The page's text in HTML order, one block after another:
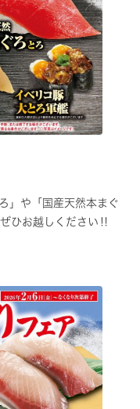
」や「国産天然本まぐ
ひお越しください‼